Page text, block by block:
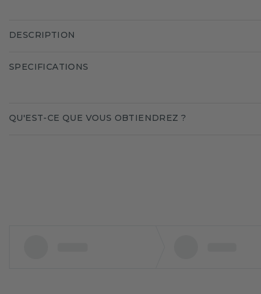
DESCRIPTION
SPECIFICATIONS
QU'EST-CE QUE VOUS OBTIENDREZ ?